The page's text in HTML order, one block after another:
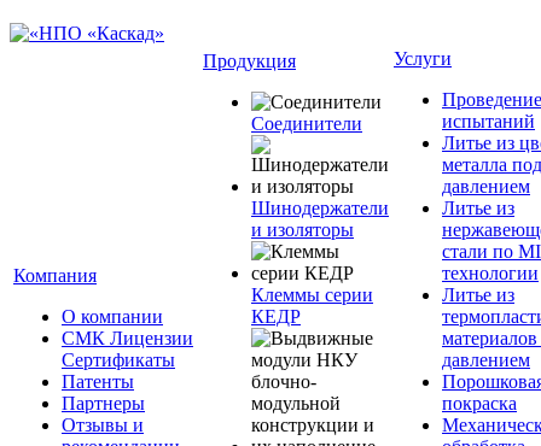
Компания
О компании
СМК Лицензии
Сертификаты
Патенты
Партнеры
Отзывы и
Продукция
Соединители
Шинодержатели
и изоляторы
Клеммы серии
КЕДР
Услуги
Проведение
испытаний
Литье из
металла под
давлением
Литье из
стали по
технологии
Литье из
давлением
покраска